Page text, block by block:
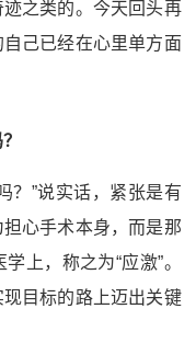
之类的。今天回头再
己已经在心里单方面
？”说实话，紧张是有
心手术本身，而是那
上，称之为“应激”。
目标的路上迈出关键